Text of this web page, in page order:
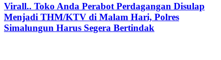
Virall.. Toko Anda Perabot Perdagangan Disulap
Menjadi THM/KTV di Malam Hari, Polres
Simalungun Harus Segera Bertindak